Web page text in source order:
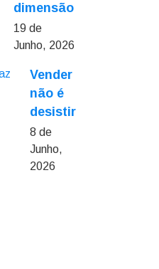
dimensão
19 de
Junho, 2026
Vender
não é
desistir
8 de
Junho,
2026